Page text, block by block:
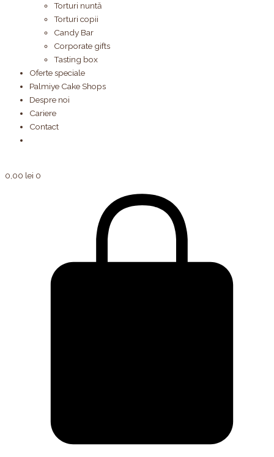
Torturi nuntă
Torturi copii
Candy Bar
Corporate gifts
Tasting box
Oferte speciale
Palmiye Cake Shops
Despre noi
Cariere
Contact
0,00 lei 0